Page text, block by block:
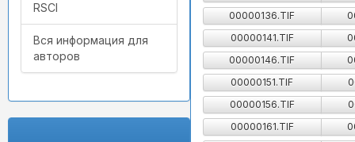
RSCI
Вся информация для
авторов
00000136.TIF
00000141.TIF
00000146.TIF
00000151.TIF
00000156.TIF
00000161.TIF